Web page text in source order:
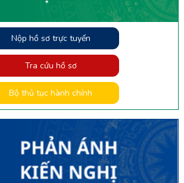
Nộp hồ sơ trực tuyến
Tra cứu hồ sơ
Bộ thủ tục hành chính